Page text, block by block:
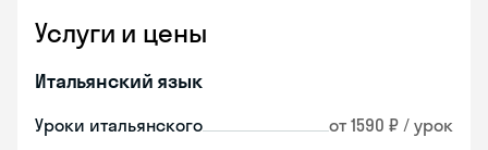
Услуги и цены
Итальянский язык
Уроки итальянского от 1590 ₽ / урок